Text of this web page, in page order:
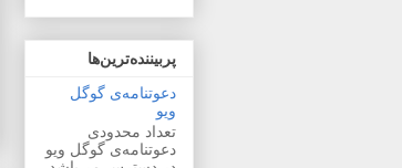
پربیننده‌ترین‌ها
دعوتنامه‌ی گوگل
ویو
تعداد محدودی
دعوتنامه‌ی گوگل ویو